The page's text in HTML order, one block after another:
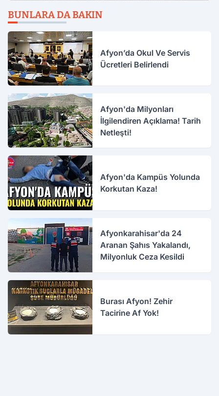
BUNLARA DA BAKIN
Afyon’da Okul Ve Servis
Ücretleri Belirlendi
Afyon'da Milyonları
İlgilendiren Açıklama! Tarih
Netleşti!
Afyon'da Kampüs Yolunda
Korkutan Kaza!
Afyonkarahisar'da 24
Aranan Şahıs Yakalandı,
Milyonluk Ceza Kesildi
Burası Afyon! Zehir
Tacirine Af Yok!